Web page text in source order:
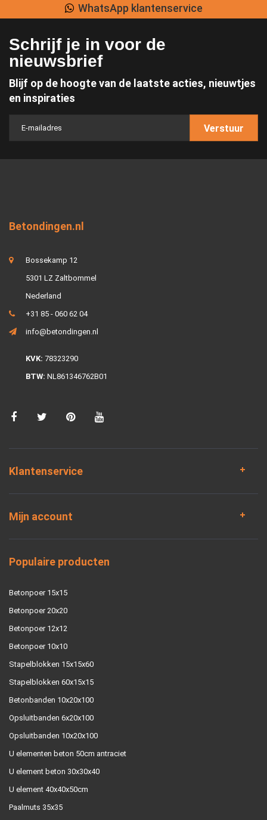
WhatsApp klantenservice
Schrijf je in voor de
nieuwsbrief
Blijf op de hoogte van de laatste acties, nieuwtjes
en inspiraties
Verstuur
Betondingen.nl
Bossekamp 12
5301 LZ Zaltbommel
Nederland
+31 85 - 060 62 04
info@betondingen.nl
KVK: 78323290
BTW: NL861346762B01
Klantenservice
Mijn account
Populaire producten
Betonpoer 15x15
Betonpoer 20x20
Betonpoer 12x12
Betonpoer 10x10
Stapelblokken 15x15x60
Stapelblokken 60x15x15
Betonbanden 10x20x100
Opsluitbanden 6x20x100
Opsluitbanden 10x20x100
U elementen beton 50cm antraciet
U element beton 30x30x40
U element 40x40x50cm
Paalmuts 35x35